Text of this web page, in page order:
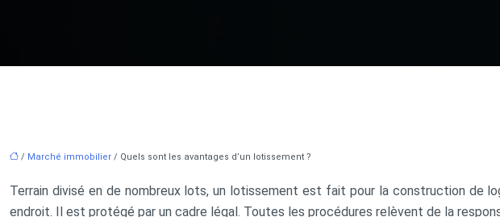
/ Marché immobilier / Quels sont les avantages d’un lotissement ?
Terrain divisé en de nombreux lots, un lotissement est fait pour la construction de
endroit. Il est protégé par un cadre légal. Toutes les procédures relèvent de la